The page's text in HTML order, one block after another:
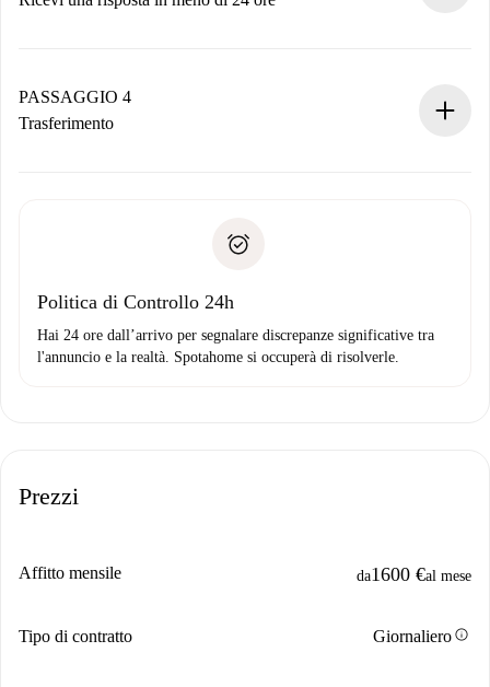
contatto con il proprietario.
Se rifiutata: non ti addebiteremo nulla e ti proporremo
Domiciliazione del pagamento
PASSAGGIO 4
Trasferimento
solo se non segnali problemi.
Politica di Controllo 24h
Hai 24 ore dall’arrivo per segnalare discrepanze significative tra
l'annuncio e la realtà. Spotahome si occuperà di risolverle.
Prezzi
Affitto mensile da1600 €al mese
Tipo di contratto Giornalieroinfo